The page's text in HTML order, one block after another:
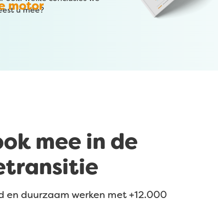
motor
u mee?
mee in de
en duurzaam werken met +12.000